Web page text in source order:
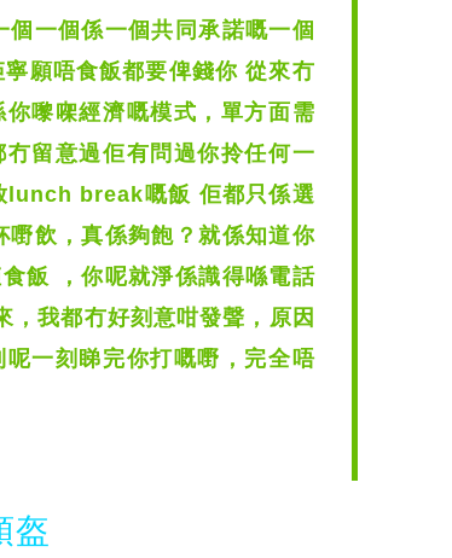
一個係一個共同承諾嘅一個
願唔食飯都要俾錢你 從來冇
嚟㗎經濟嘅模式，單方面需
留意過佢有問過你拎任何一
lunch break嘅飯 佢都只係選
飲，真係夠飽？就係知道你
飯 ，你呢就淨係識得喺電話
我都冇好刻意咁發聲，原因
一刻睇完你打嘅嘢，完全唔
盔